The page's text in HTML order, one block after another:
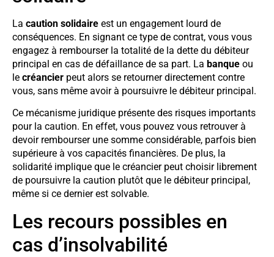
La caution solidaire est un engagement lourd de
conséquences. En signant ce type de contrat, vous vous
engagez à rembourser la totalité de la dette du débiteur
principal en cas de défaillance de sa part. La banque ou
le créancier peut alors se retourner directement contre
vous, sans même avoir à poursuivre le débiteur principal.
Ce mécanisme juridique présente des risques importants
pour la caution. En effet, vous pouvez vous retrouver à
devoir rembourser une somme considérable, parfois bien
supérieure à vos capacités financières. De plus, la
solidarité implique que le créancier peut choisir librement
de poursuivre la caution plutôt que le débiteur principal,
même si ce dernier est solvable.
Les recours possibles en
cas d’insolvabilité